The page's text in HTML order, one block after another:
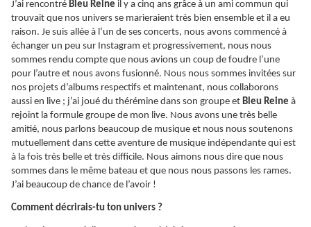
J’ai rencontré Bleu Reine il y a cinq ans grâce à un ami commun qui
trouvait que nos univers se marieraient très bien ensemble et il a eu
raison. Je suis allée à l’un de ses concerts, nous avons commencé à
échanger un peu sur Instagram et progressivement, nous nous
sommes rendu compte que nous avions un coup de foudre l’une
pour l’autre et nous avons fusionné. Nous nous sommes invitées sur
nos projets d’albums respectifs et maintenant, nous collaborons
aussi en live ; j’ai joué du thérémine dans son groupe et Bleu Reine à
rejoint la formule groupe de mon live. Nous avons une très belle
amitié, nous parlons beaucoup de musique et nous nous soutenons
mutuellement dans cette aventure de musique indépendante qui est
à la fois très belle et très difficile. Nous aimons nous dire que nous
sommes dans le même bateau et que nous nous passons les rames.
J’ai beaucoup de chance de l’avoir !
Comment décrirais-tu ton univers ?